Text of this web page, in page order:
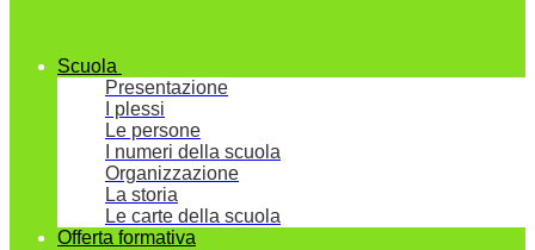
Scuola
Presentazione
I plessi
Le persone
I numeri della scuola
Organizzazione
La storia
Le carte della scuola
Offerta formativa